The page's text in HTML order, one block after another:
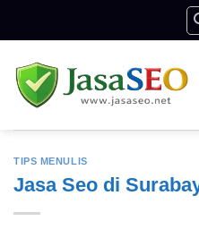
TIPS MENULIS
Jasa Seo di